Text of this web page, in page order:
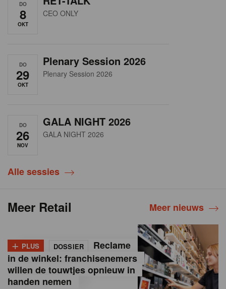
DO
8
OKT
CEO ONLY
DO
29
OKT
Plenary Session 2026
Plenary Session 2026
DO
26
NOV
GALA NIGHT 2026
GALA NIGHT 2026
Alle sessies
Meer Retail Meer nieuws
+ PLUS DOSSIER
Reclame
in de winkel: franchisenemers
willen de touwtjes opnieuw in
handen nemen